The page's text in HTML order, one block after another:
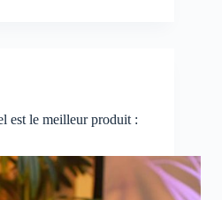
est le meilleur produit :